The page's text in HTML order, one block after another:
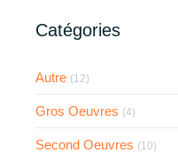
Catégories
Autre (12)
Gros Oeuvres (4)
Second Oeuvres (10)